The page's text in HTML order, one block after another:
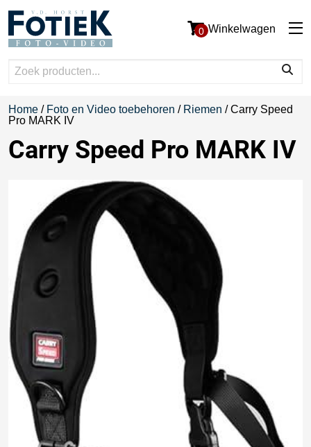
0 Winkelwagen
Home / Foto en Video toebehoren / Riemen / Carry Speed
Pro MARK IV
Carry Speed Pro MARK IV